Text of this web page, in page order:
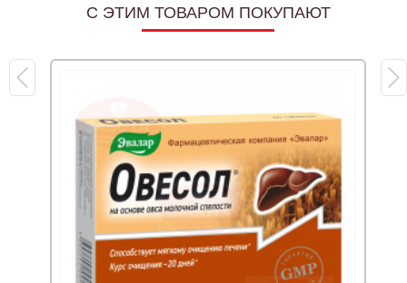
C ЭТИМ ТОВАРОМ ПОКУПАЮТ